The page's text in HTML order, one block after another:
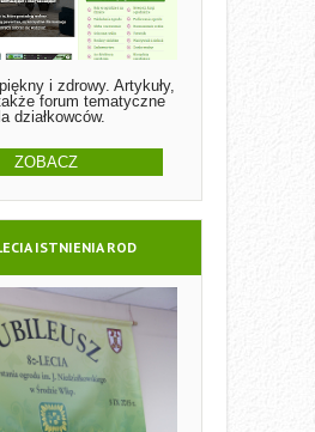
i zdrowy. Artykuły,
forum tematyczne
działkowców.
ZOBACZ
ISTNIENIA ROD